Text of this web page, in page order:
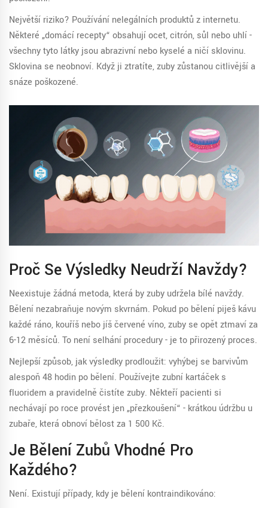
Největší riziko? Používání nelegálních produktů z internetu.
Některé „domácí recepty“ obsahují ocet, citrón, sůl nebo uhlí -
všechny tyto látky jsou abrazivní nebo kyselé a ničí sklovinu.
Sklovina se neobnoví. Když ji ztratíte, zuby zůstanou citlivější a
snáze poškozené.
Proč Se Výsledky Neudrží Navždy?
Neexistuje žádná metoda, která by zuby udržela bílé navždy.
Bělení nezabraňuje novým skvrnám. Pokud po bělení piješ kávu
každé ráno, kouříš nebo jíš červené víno, zuby se opět ztmaví za
6-12 měsíců. To není selhání procedury - je to přirozený proces.
Nejlepší způsob, jak výsledky prodloužit: vyhýbej se barvivům
alespoň 48 hodin po bělení. Používejte zubní kartáček s
fluoridem a pravidelně čistíte zuby. Někteří pacienti si
nechávají po roce provést jen „přezkoušení“ - krátkou údržbu u
zubaře, která obnoví bělost za 1 500 Kč.
Je Bělení Zubů Vhodné Pro
Každého?
Není. Existují případy, kdy je bělení kontraindikováno: